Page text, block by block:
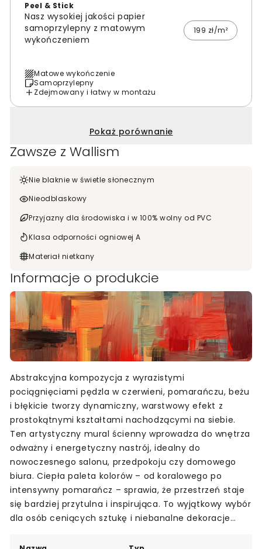
Peel & Stick
Nasz wysokiej jakości papier
samoprzylepny z matowym
wykończeniem
199 zł/m²
Matowe wykończenie
Samoprzylepny
Zdejmowany i łatwy w montażu
Pokaż porównanie
Zawsze z Wallism
Nie blaknie w świetle słonecznym
Nieodblaskowy
Przyjazny dla środowiska i w 100% wolny od PVC
Klasa odporności ogniowej A
Materiał nietkany
Informacje o produkcie
Abstrakcyjna kompozycja z wyrazistymi
pociągnięciami pędzla w czerwieni, pomarańczu, beżu
i błękicie tworzy dynamiczny, warstwowy efekt z
prostokątnymi kształtami nachodzącymi na siebie.
Ten artystyczny mural ścienny wprowadza do wnętrza
odważny i energetyczny nastrój, idealny do
nowoczesnego salonu, przedpokoju czy domowego
biura. Ciepła paleta kolorów – od koralowego po
intensywny pomarańcz – sprawia, że przestrzeń staje
się bardziej przytulna i inspirująca. To wyjątkowy wybór
dla osób ceniących sztukę i niebanalne dekoracje